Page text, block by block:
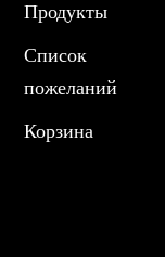
Продукты
Список
пожеланий
Корзина